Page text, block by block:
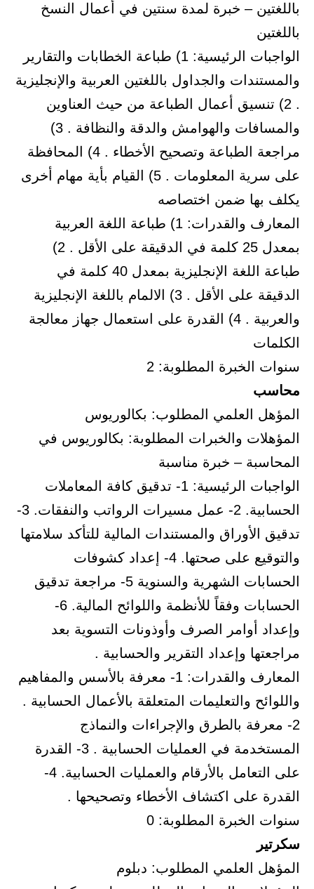
باللغتين – خبرة لمدة سنتين في أعمال النسخ
باللغتين
الواجبات الرئيسية: 1) طباعة الخطابات والتقارير
والمستندات والجداول باللغتين العربية والإنجليزية
. 2) تنسيق أعمال الطباعة من حيث العناوين
والمسافات والهوامش والدقة والنظافة . 3)
مراجعة الطباعة وتصحيح الأخطاء . 4) المحافظة
على سرية المعلومات . 5) القيام بأية مهام أخرى
يكلف بها ضمن اختصاصه
المعارف والقدرات: 1) طباعة اللغة العربية
بمعدل 25 كلمة في الدقيقة على الأقل . 2)
طباعة اللغة الإنجليزية بمعدل 40 كلمة في
الدقيقة على الأقل . 3) الالمام باللغة الإنجليزية
والعربية . 4) القدرة على استعمال جهاز معالجة
الكلمات
سنوات الخبرة المطلوبة: 2
محاسب
المؤهل العلمي المطلوب: بكالوريوس
المؤهلات والخبرات المطلوبة: بكالوريوس في
المحاسبة – خبرة مناسبة
الواجبات الرئيسية: 1- تدقيق كافة المعاملات
الحسابية. 2- عمل مسيرات الرواتب والنفقات. 3-
تدقيق الأوراق والمستندات المالية للتأكد سلامتها
والتوقيع على صحتها. 4- إعداد كشوفات
الحسابات الشهرية والسنوية 5- مراجعة تدقيق
الحسابات وفقاً للأنظمة واللوائح المالية. 6-
وإعداد أوامر الصرف وأوذونات التسوية بعد
مراجعتها وإعداد التقرير والحسابية .
المعارف والقدرات: 1- معرفة بالأسس والمفاهيم
واللوائح والتعليمات المتعلقة بالأعمال الحسابية .
2- معرفة بالطرق والإجراءات والنماذج
المستخدمة في العمليات الحسابية . 3- القدرة
على التعامل بالأرقام والعمليات الحسابية. 4-
القدرة على اكتشاف الأخطاء وتصحيحها .
سنوات الخبرة المطلوبة: 0
سكرتير
المؤهل العلمي المطلوب: دبلوم